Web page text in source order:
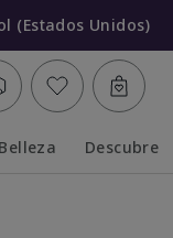
(Estados Unidos)
Descubre